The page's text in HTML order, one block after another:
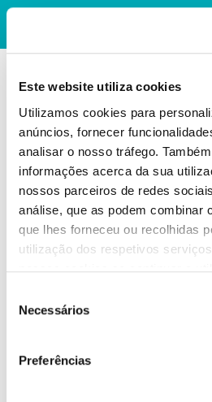
Este website utiliza cookies
Utilizamos cookies para
anúncios, fornecer
analisar o nosso tráfego.
informações acerca da sua
nossos parceiros de redes
análise, que as podem combinar
que lhes forneceu ou recolhidas
utilização dos respetivos
Necessários
Preferências